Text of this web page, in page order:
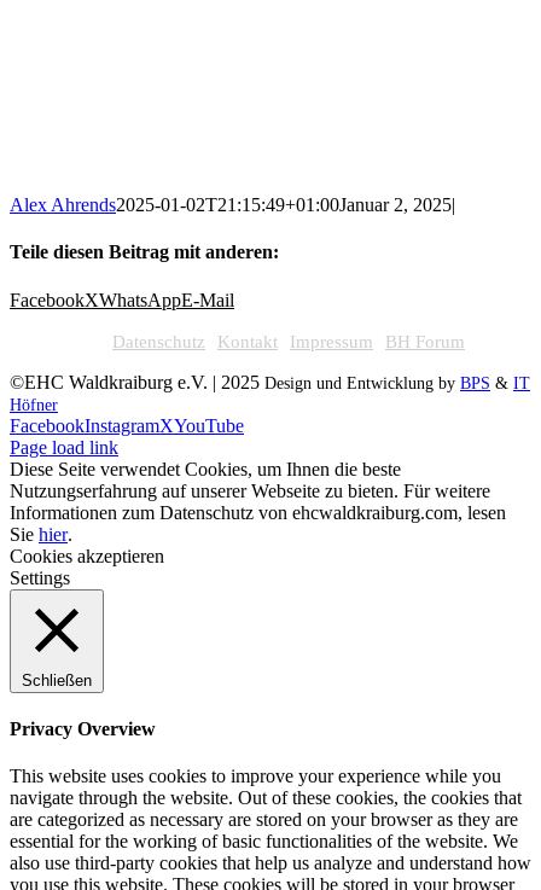
Alex Ahrends2025-01-02T21:15:49+01:00Januar 2, 2025|
Teile diesen Beitrag mit anderen:
FacebookXWhatsAppE-Mail
Datenschutz Kontakt Impressum BH Forum
©EHC Waldkraiburg e.V. | 2025 Design und Entwicklung by BPS & IT
Höfner
FacebookInstagramXYouTube
Page load link
Diese Seite verwendet Cookies, um Ihnen die beste
Nutzungserfahrung auf unserer Webseite zu bieten. Für weitere
Informationen zum Datenschutz von ehcwaldkraiburg.com, lesen
Sie hier.
Cookies akzeptieren
Settings
Schließen
Privacy Overview
This website uses cookies to improve your experience while you
navigate through the website. Out of these cookies, the cookies that
are categorized as necessary are stored on your browser as they are
essential for the working of basic functionalities of the website. We
also use third-party cookies that help us analyze and understand how
you use this website. These cookies will be stored in your browser